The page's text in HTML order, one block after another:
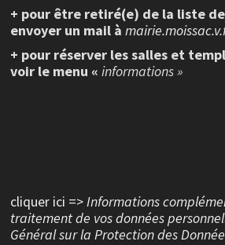
+ pour être retiré(e) de la liste
envoyer un mail à
+ pour réserver les salles et
voir le menu « informations »
cliquer ici =>Informations
traitement de vos données
Général sur la Protection des